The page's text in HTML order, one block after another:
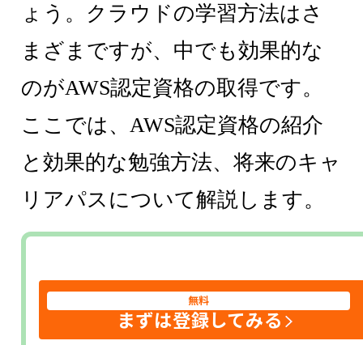
ょう。クラウドの学習方法はさ
まざまですが、中でも効果的な
のがAWS認定資格の取得です。
ここでは、AWS認定資格の紹介
と効果的な勉強方法、将来のキャ
リアパスについて解説します。
無料
まずは登録してみる